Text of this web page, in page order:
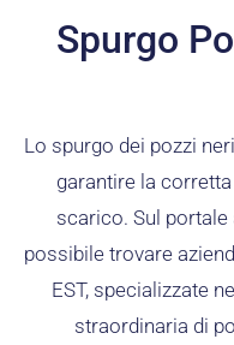
Spurgo
Lo spurgo dei pozzi
garantire la
scarico. Sul portale
possibile trovare
EST, specializzate
straordinaria di